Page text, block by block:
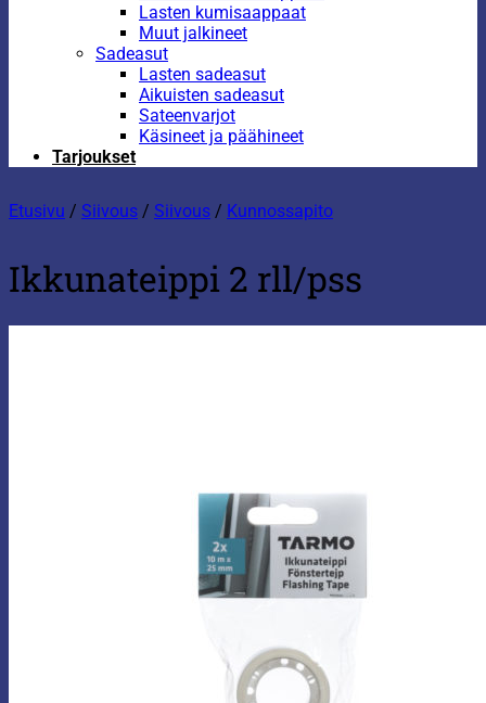
Lasten kumisaappaat
Muut jalkineet
Sadeasut
Lasten sadeasut
Aikuisten sadeasut
Sateenvarjot
Käsineet ja päähineet
Tarjoukset
Etusivu / Siivous / Siivous / Kunnossapito
Ikkunateippi 2 rll/pss